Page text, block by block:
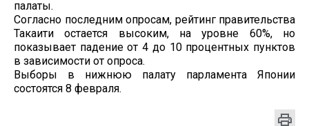
палаты.
Согласно последним опросам, рейтинг правительства
Такаити остается высоким, на уровне 60%, но
показывает падение от 4 до 10 процентных пунктов
в зависимости от опроса.
Выборы в нижнюю палату парламента Японии
состоятся 8 февраля.